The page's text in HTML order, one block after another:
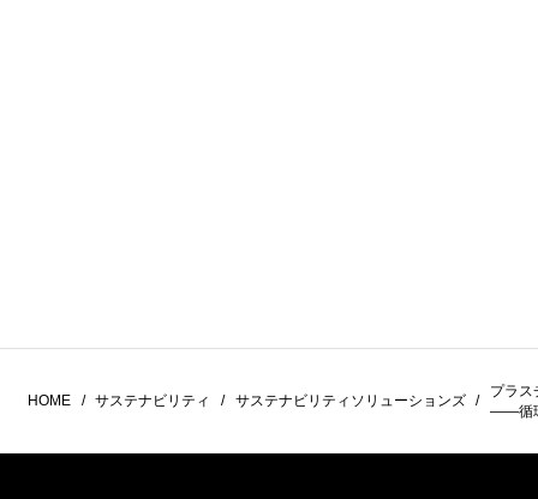
HOME サステナビリティ サステナビリティソリューションズ
プラス
――循